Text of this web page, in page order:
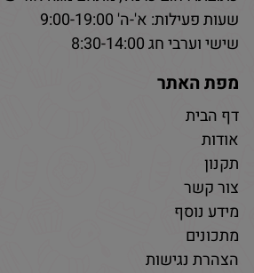
שעות פעילות: א'-ה' 9:00-19:00
שישי וערבי חג 8:30-14:00
מפת האתר
דף הבית
אודות
תקנון
צור קשר
מידע נוסף
מתכונים
הצהרת נגישות